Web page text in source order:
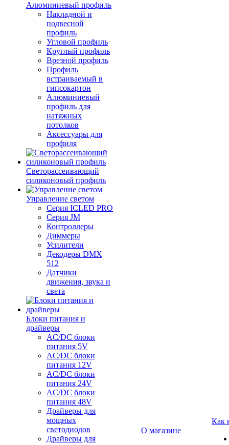
Алюминиевый профиль
Накладной и
подвесной
профиль
Угловой профиль
Круглый профиль
Врезной профиль
Профиль
встраиваемый в
гипсокартон
Алюминиевый
профиль для
натяжных
потолков
Аксессуары для
профиля
Светорассеивающий
силиконовый профиль
Управление светом
Серия ICLED PRO
Серия JM
Контроллеры
Диммеры
Усилители
Декодеры DMX
512
Датчики
движения, звука и
света
Блоки питания и
драйверы
AC/DC блоки
питания 5V
AC/DC блоки
питания 12V
AC/DC блоки
питания 24V
AC/DC блоки
питания 48V
Драйверы для
мощных
светодиодов
Драйверы для
О магазине
Как